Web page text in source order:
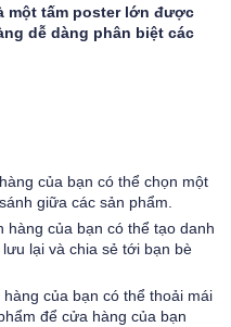
một tấm poster lớn được
dễ dàng phân biệt các
của bạn có thể chọn một
giữa các sản phẩm.
hàng của bạn có thể tạo danh
lại và chia sẻ tới bạn bè
hàng của bạn có thể thoải mái
để cửa hàng của bạn